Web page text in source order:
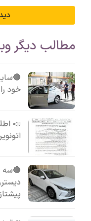
مطالب دیگر
خود
📣
🔴سه